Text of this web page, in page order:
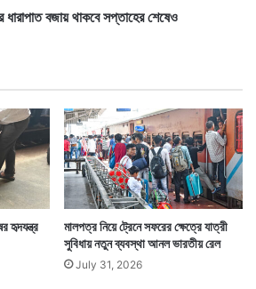
ধারাপাত বজায় থাকবে সপ্তাহের শেষেও
হৃদযন্ত্র
মালপত্র নিয়ে ট্রেনে সফরের ক্ষেত্রে যাত্রী
সুবিধায় নতুন ব্যবস্থা আনল ভারতীয় রেল
July 31, 2026